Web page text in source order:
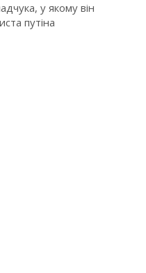
у якому він
путіна